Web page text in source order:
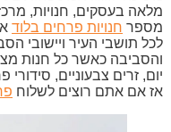
מלאה בעסקים, חנויות, מרכזי
מספר חנויות פרחים בלוד
לכל תושבי העיר ויישובי
והסביבה כאשר כל חנות
יום, זרים צבעוניים,
אז אם אתם רוצים לשלוח